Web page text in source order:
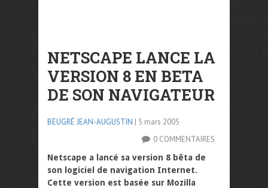
NETSCAPE LANCE LA
VERSION 8 EN BETA
DE SON NAVIGATEUR
BEUGRÉ JEAN-AUGUSTIN | 5 mars 2005
0 COMMENTAIRES
Netscape a lancé sa version 8 bêta de
son logiciel de navigation Internet.
Cette version est basée sur Mozilla